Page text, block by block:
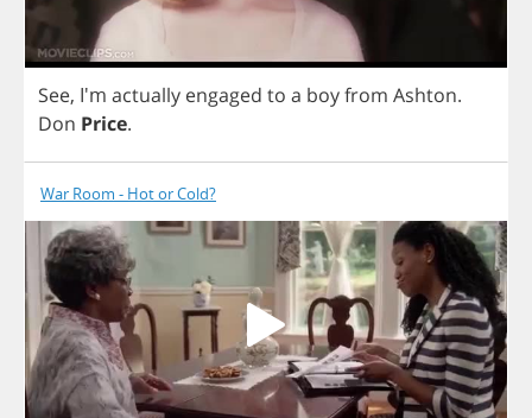
See, I'm actually engaged to a boyfrom Ashton.
Don Price.
War Room - Hot or Cold?